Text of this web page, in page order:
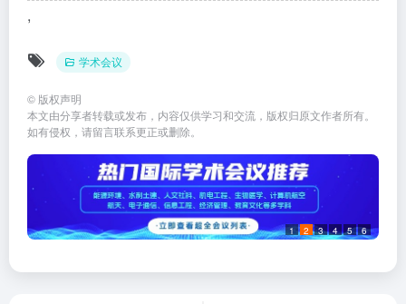
,
学术会议
© 版权声明
本文由分享者转载或发布，内容仅供学习和交流，版权归原文作者所有。
如有侵权，请留言联系更正或删除。
1 2 3 4 5 6